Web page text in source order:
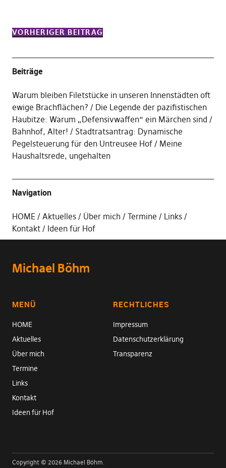
VORHERIGER BEITRAG
Beiträge
Warum bleiben Filetstücke in unseren Innenstädten oft
ewige Brachflächen?
Die Legende der pazifistischen
Haubitze: Warum „Defensivwaffen“ ein Märchen sind
Bahnhof, Alter!
Stadtratsantrag: Dynamische
Pegelsteuerung für den Untreusee Hof
Meine
Haushaltsrede, ungehalten
Navigation
HOME Aktuelles Über mich Termine
Links
Kontakt
Ideen für Hof
Michael Böhm
MENÜ
HOME
Aktuelles
Über mich
Termine
Links
Kontakt
Ideen für Hof
RECHTLICHES
Impressum
Datenschutzerklärung
Transparenz
Copyright © 2026 Michael Böhm